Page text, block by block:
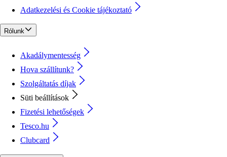
Adatkezelési és Cookie tájékoztató
Rólunk
Akadálymentesség
Hova szállítunk?
Szolgáltatás díjak
Süti beállítások
Fizetési lehetőségek
Tesco.hu
Clubcard